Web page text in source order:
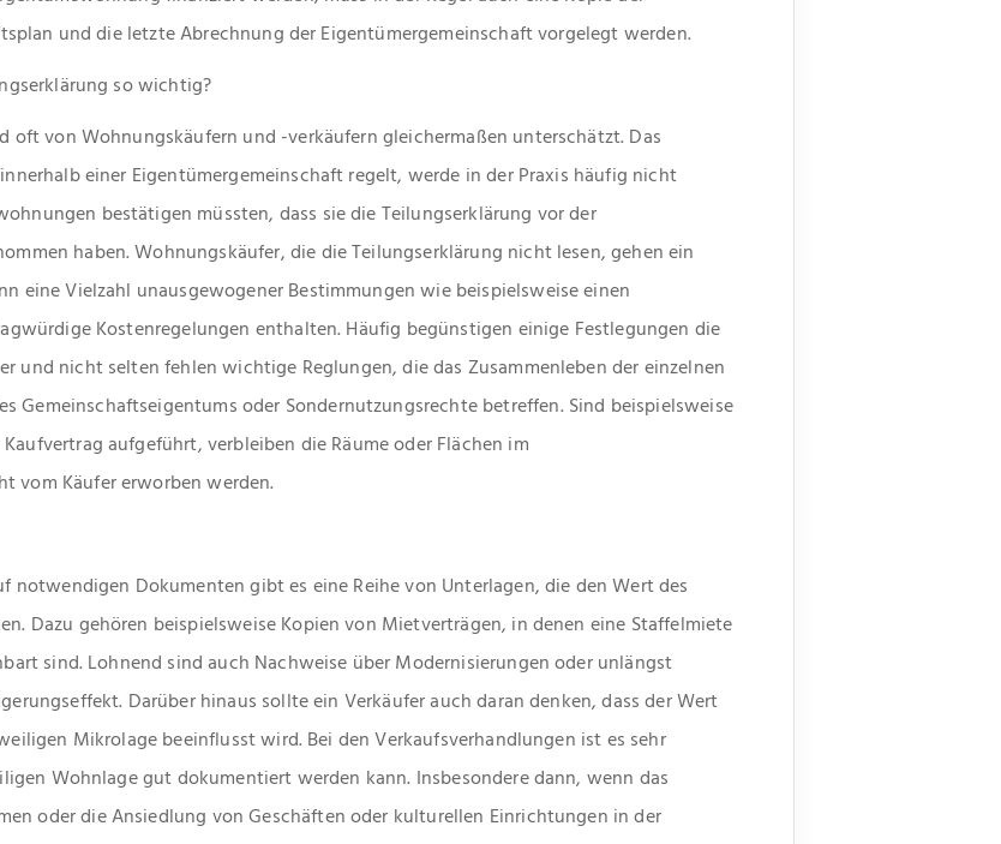
und die letzte Abrechnung der Eigentümergemeinschaft vorgelegt werden.
so wichtig?
oft von Wohnungskäufern und -verkäufern gleichermaßen unterschätzt. Das
einer Eigentümergemeinschaft regelt, werde in der Praxis häufig nicht
bestätigen müssten, dass sie die Teilungserklärung vor der
haben. Wohnungskäufer, die die Teilungserklärung nicht lesen, gehen ein
eine Vielzahl unausgewogener Bestimmungen wie beispielsweise einen
Kostenregelungen enthalten. Häufig begünstigen einige Festlegungen die
und nicht selten fehlen wichtige Reglungen, die das Zusammenleben der einzelnen
Gemeinschaftseigentums oder Sondernutzungsrechte betreffen. Sind beispielsweise
aufgeführt, verbleiben die Räume oder Flächen im
vom Käufer erworben werden.
notwendigen Dokumenten gibt es eine Reihe von Unterlagen, die den Wert des
Dazu gehören beispielsweise Kopien von Mietverträgen, in denen eine Staffelmiete
sind. Lohnend sind auch Nachweise über Modernisierungen oder unlängst
Darüber hinaus sollte ein Verkäufer auch daran denken, dass der Wert
Mikrolage beeinflusst wird. Bei den Verkaufsverhandlungen ist es sehr
Wohnlage gut dokumentiert werden kann. Insbesondere dann, wenn das
oder die Ansiedlung von Geschäften oder kulturellen Einrichtungen in der